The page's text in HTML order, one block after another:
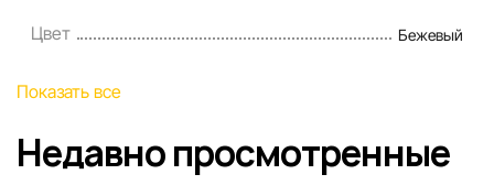
Цвет Бежевый
Показать все
Недавно просмотренные